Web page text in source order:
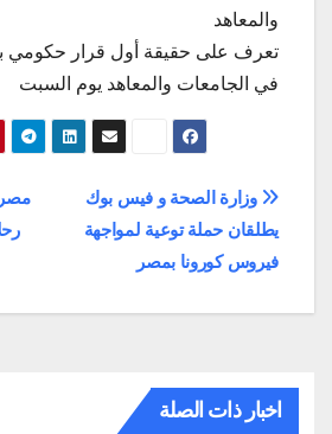
تعرف على حقيقة أول قرار حكومي
في الجامعات والمعاهد يوم السبت
تصفّح
المقالات
مصر
وزارة الصحة و فيس بوك
يطلقان حملة توعية لمواجهة
فيروس كورونا بمصر
اخبار ذات الصلة